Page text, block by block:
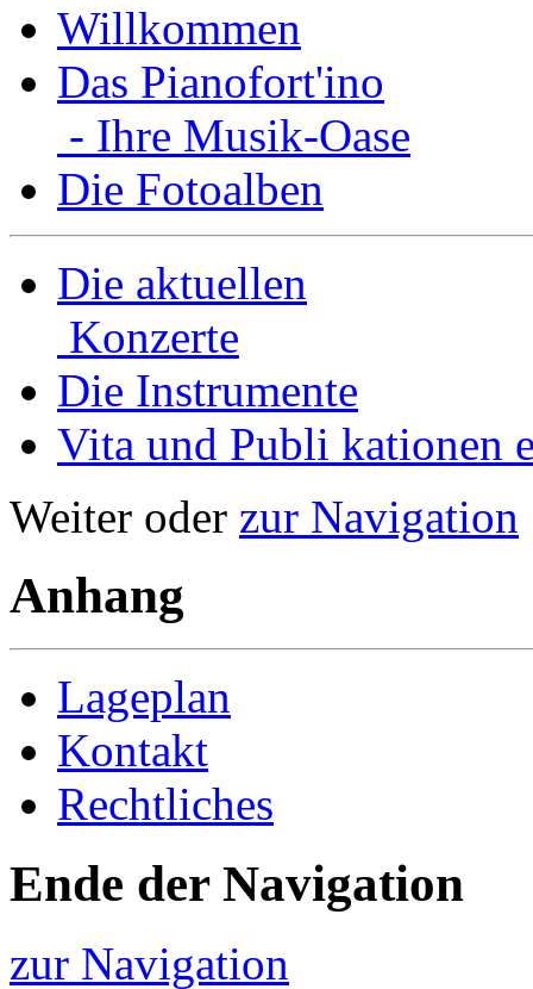
Willkommen
Das Pianofort'ino
- Ihre Musik-Oase
Die Fotoalben
Die aktuellen
Konzerte
Die Instrumente
Vita und Publi­ kationen
Weiter oder zur Navigation
Anhang
Lageplan
Kontakt
Rechtliches
Ende der Navigation
zur Navigation